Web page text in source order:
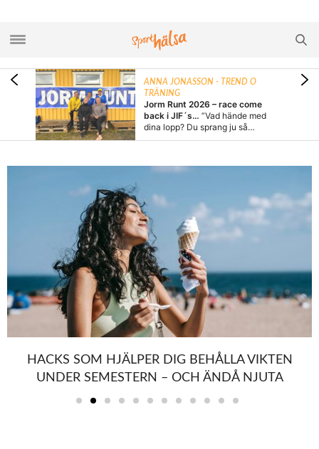
ANNA JONASSON - TREND O
TRÄNING
Jorm Runt 2026 – race come
back i JIF´s… ”Vad hände med
dina lopp? Du sprang ju så…
HACKS SOM HJÄLPER DIG BEHÅLLA VIKTEN
UNDER SEMESTERN – OCH ÄNDÅ NJUTA